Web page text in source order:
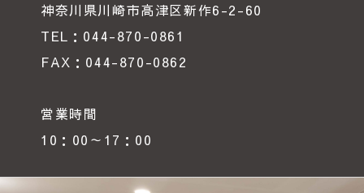
神奈川県川崎市高津区新作6-2-60
TEL：044-870-0861
FAX：044-870-0862
営業時間
10：00～17：00